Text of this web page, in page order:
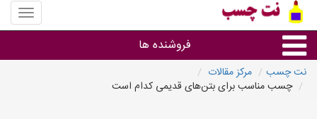
منوی
سایت
چسب
فروشنده ها
گروه ها
نت چسب
مرکز مقالات
چسب مناسب برای بتن‌های قدیمی کدام است